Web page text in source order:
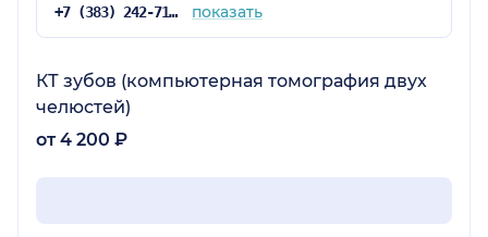
+7 (383) 242-71-97 показать
КТ зубов (компьютерная томография двух
челюстей)
от 4 200 ₽